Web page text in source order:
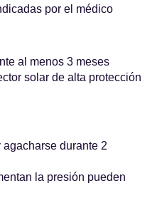
por el médico
al menos 3 meses
solar de alta protección
durante 2
la presión pueden